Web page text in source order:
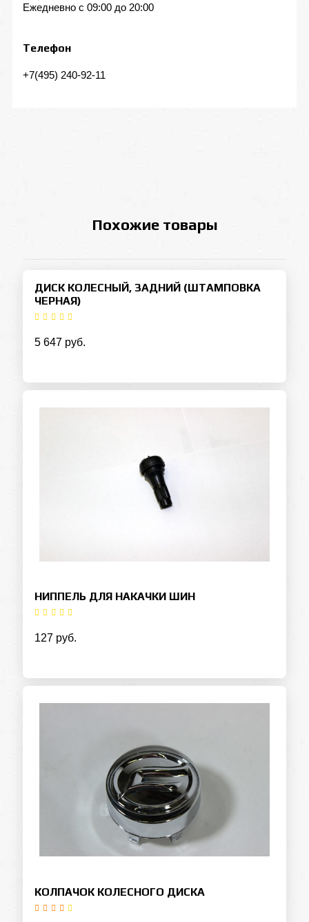
Ежедневно с 09:00 до 20:00
Телефон
+7(495) 240-92-11
Похожие товары
ДИСК КОЛЕСНЫЙ, ЗАДНИЙ (ШТАМПОВКА
ЧЕРНАЯ)
5 647 руб.
НИППЕЛЬ ДЛЯ НАКАЧКИ ШИН
127 руб.
КОЛПАЧОК КОЛЕСНОГО ДИСКА